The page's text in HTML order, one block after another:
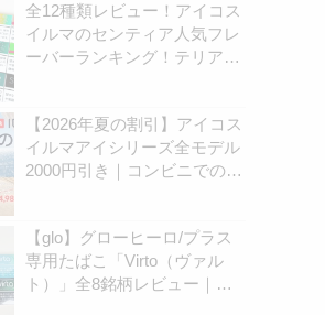
全12種類レビュー！アイコス
イルマのセンティア人気フレ
ーバーランキング！テリアと
【2026年夏の割引】アイコス
イルマアイシリーズ全モデル
2000円引き｜コンビニでのキ
【glo】グローヒーロ/プラス
専用たばこ「Virto（ヴァル
ト）」全8銘柄レビュー｜お